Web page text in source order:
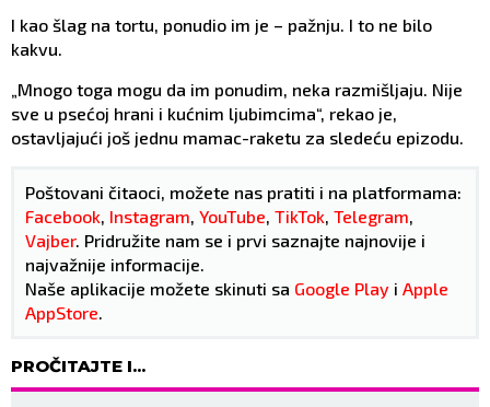
I kao šlag na tortu, ponudio im je – pažnju. I to ne bilo
kakvu.
„Mnogo toga mogu da im ponudim, neka razmišljaju. Nije
sve u psećoj hrani i kućnim ljubimcima“, rekao je,
ostavljajući još jednu mamac-raketu za sledeću epizodu.
Poštovani čitaoci, možete nas pratiti i na platformama:
Facebook, Instagram, YouTube, TikTok, Telegram,
Vajber. Pridružite nam se i prvi saznajte najnovije i
najvažnije informacije.
Naše aplikacije možete skinuti sa Google Play i Apple
AppStore.
PROČITAJTE I...